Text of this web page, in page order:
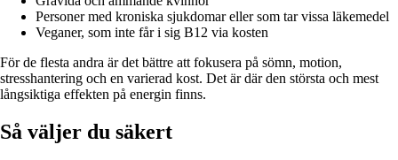
Personer med kroniska sjukdomar eller som tar vissa läkemedel
Vegan­er, som inte får i sig B12 via kosten
För de flesta andra är det bättre att fokusera på sömn, motion,
stresshantering och en varierad kost. Det är där den största och mest
långsiktiga effekten på energin finns.
Så väljer du säkert